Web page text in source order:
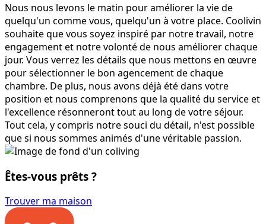
Nous nous levons le matin pour améliorer la vie de
quelqu'un comme vous, quelqu'un à votre place. Coolivin
souhaite que vous soyez inspiré par notre travail, notre
engagement et notre volonté de nous améliorer chaque
jour. Vous verrez les détails que nous mettons en œuvre
pour sélectionner le bon agencement de chaque
chambre. De plus, nous avons déjà été dans votre
position et nous comprenons que la qualité du service et
l'excellence résonneront tout au long de votre séjour.
Tout cela, y compris notre souci du détail, n'est possible
que si nous sommes animés d'une véritable passion.
Êtes-vous prêts ?
Trouver ma maison